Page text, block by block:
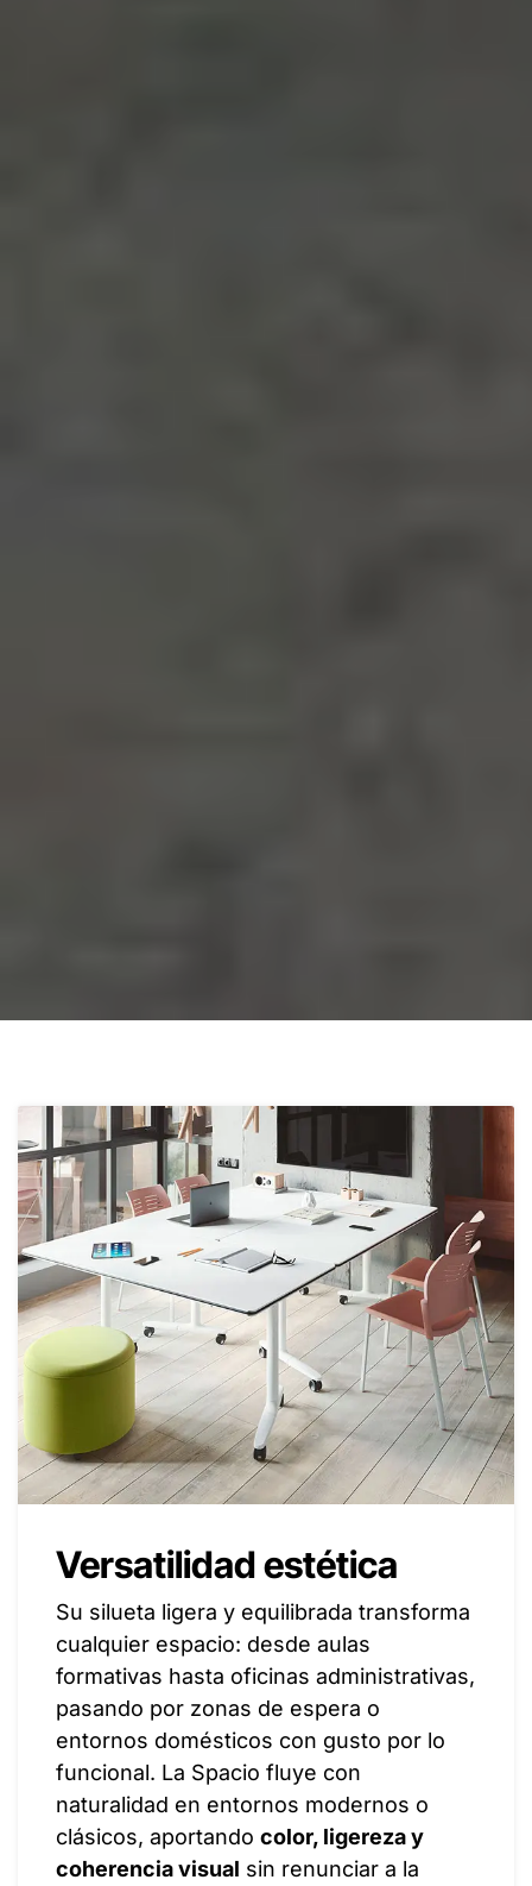
Versatilidad estética
Su silueta ligera y equilibrada transforma
cualquier espacio: desde aulas
formativas hasta oficinas administrativas,
pasando por zonas de espera o
entornos domésticos con gusto por lo
funcional. La Spacio fluye con
naturalidad en entornos modernos o
clásicos, aportando color, ligereza y
coherencia visual sin renunciar a la